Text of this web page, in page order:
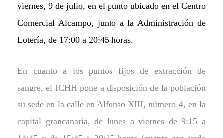
viernes, 9 de julio, en el punto ubicado en el Centro
Comercial Alcampo, junto a la Administración de
Lotería, de 17:00 a 20:45 horas.
En cuanto a los puntos fijos de extracción de
sangre, el ICHH pone a disposición de la población
su sede en la calle en Alfonso XIII, número 4, en la
capital grancanaria, de lunes a viernes de 9:15 a